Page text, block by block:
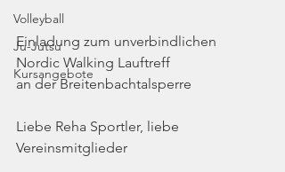
Volleyball
Ju-Jutsu
Kursangebote
Einladung zum unverbindlichen
Nordic Walking Lauftreff
an der Breitenbachtalsperre
Liebe Reha Sportler, liebe
Vereinsmitglieder